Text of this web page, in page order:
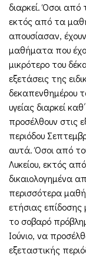
διαρκεί. Όσοι από
εκτός από τα
απουσίασαν,
μαθήματα που
μικρότερο του
εξετάσεις της
δεκαπενθημέρου
υγείας διαρκεί
προσέλθουν στις
περιόδου
αυτά. Όσοι από
Λυκείου, εκτός
δικαιολογημένα
περισσότερα
ετήσιας επίδοσης
το σοβαρό
Ιούνιο, να
εξεταστικής